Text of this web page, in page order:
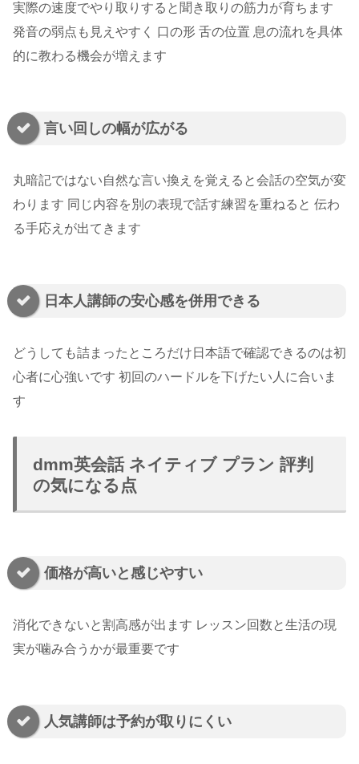
実際の速度でやり取りすると聞き取りの筋力が育ちます
発音の弱点も見えやすく 口の形 舌の位置 息の流れを具体
的に教わる機会が増えます
言い回しの幅が広がる
丸暗記ではない自然な言い換えを覚えると会話の空気が変
わります 同じ内容を別の表現で話す練習を重ねると 伝わ
る手応えが出てきます
日本人講師の安心感を併用できる
どうしても詰まったところだけ日本語で確認できるのは初
心者に心強いです 初回のハードルを下げたい人に合いま
す
dmm英会話 ネイティブ プラン 評判
の気になる点
価格が高いと感じやすい
消化できないと割高感が出ます レッスン回数と生活の現
実が噛み合うかが最重要です
人気講師は予約が取りにくい